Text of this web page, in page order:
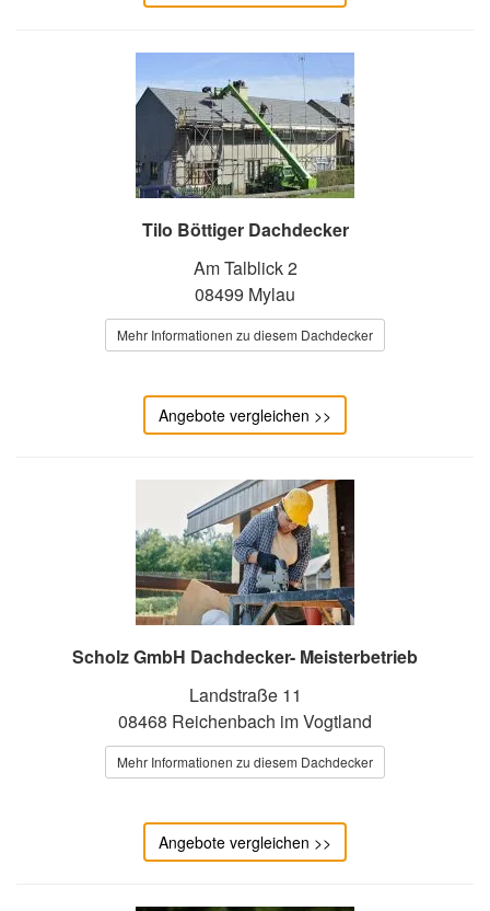
Tilo Böttiger Dachdecker
Am Talblick 2
08499 Mylau
Mehr Informationen zu diesem Dachdecker
Angebote vergleichen >>
Scholz GmbH Dachdecker- Meisterbetrieb
Landstraße 11
08468 Reichenbach im Vogtland
Mehr Informationen zu diesem Dachdecker
Angebote vergleichen >>